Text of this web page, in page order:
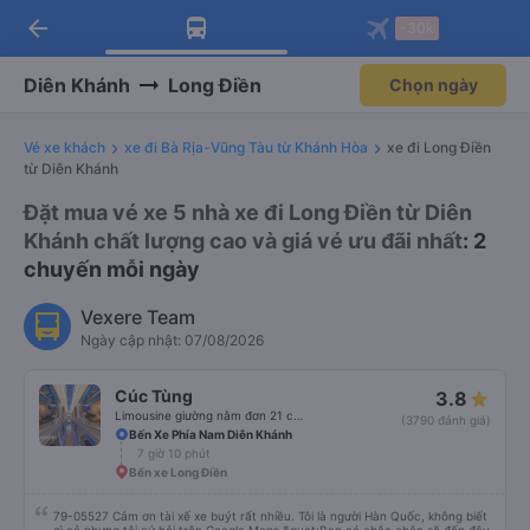
Tải app Vexere ngay!
Nhận ưu đãi thành viên độc
Mở app
Tải app Vexere
-30k/ghế khi đặt vé máy bay qua
Mở app
arrow_back
Diên Khánh Long Điền Chọn ngày
Vé xe khách xe đi Bà Rịa-Vũng Tàu từ Khánh Hòa
xe đi Long Điền
từ Diên Khánh
Đặt mua vé xe 5 nhà xe đi Long Điền từ Diên
Khánh chất lượng cao và giá vé ưu đãi nhất: 2
chuyến mỗi ngày
Vexere Team
Ngày cập nhật: 07/08/2026
Cúc Tùng 3.8
(3790 đánh giá)
Bến Xe Phía Nam Diên Khánh
7 giờ 10 phút
Bến xe Long Điền
79-05527 Cảm ơn tài xế xe buýt rất nhiều. Tôi là người Hàn Quốc, không biết